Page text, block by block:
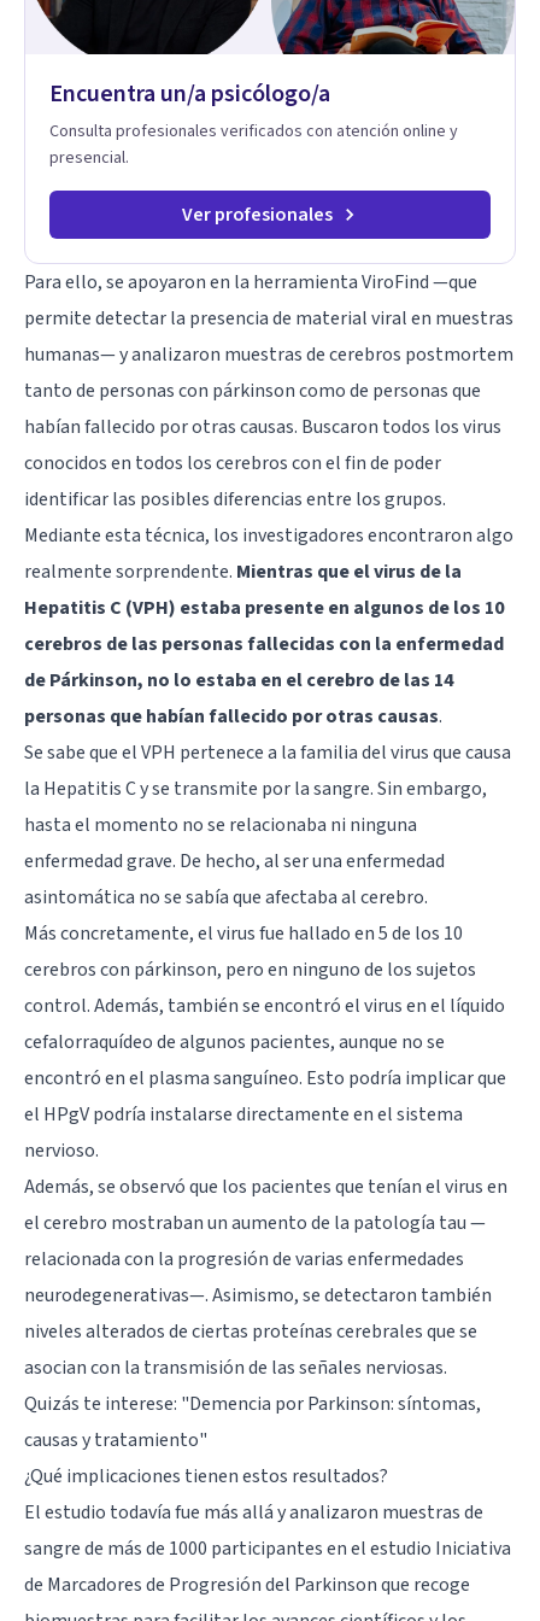
Encuentra un/a psicólogo/a
Consulta profesionales verificados con atención online y
presencial.
Ver profesionales
Para ello, se apoyaron en la herramienta ViroFind —que
permite detectar la presencia de material viral en muestras
humanas— y analizaron muestras de cerebros postmortem
tanto de personas con párkinson como de personas que
habían fallecido por otras causas. Buscaron todos los virus
conocidos en todos los cerebros con el fin de poder
identificar las posibles diferencias entre los grupos.
Mediante esta técnica, los investigadores encontraron algo
realmente sorprendente. Mientras que el virus de la
Hepatitis C (VPH) estaba presente en algunos de los 10
cerebros de las personas fallecidas con la enfermedad
de Párkinson, no lo estaba en el cerebro de las 14
personas que habían fallecido por otras causas.
Se sabe que el VPH pertenece a la familia del virus que causa
la Hepatitis C y se transmite por la sangre. Sin embargo,
hasta el momento no se relacionaba ni ninguna
enfermedad grave. De hecho, al ser una enfermedad
asintomática no se sabía que afectaba al cerebro.
Más concretamente, el virus fue hallado en 5 de los 10
cerebros con párkinson, pero en ninguno de los sujetos
control. Además, también se encontró el virus en el líquido
cefalorraquídeo de algunos pacientes, aunque no se
encontró en el plasma sanguíneo. Esto podría implicar que
el HPgV podría instalarse directamente en el sistema
nervioso.
Además, se observó que los pacientes que tenían el virus en
el cerebro mostraban un aumento de la patología tau —
relacionada con la progresión de varias enfermedades
neurodegenerativas—. Asimismo, se detectaron también
niveles alterados de ciertas proteínas cerebrales que se
asocian con la transmisión de las señales nerviosas.
Quizás te interese: "Demencia por Parkinson: síntomas,
causas y tratamiento"
¿Qué implicaciones tienen estos resultados?
El estudio todavía fue más allá y analizaron muestras de
sangre de más de 1000 participantes en el estudio Iniciativa
de Marcadores de Progresión del Parkinson que recoge